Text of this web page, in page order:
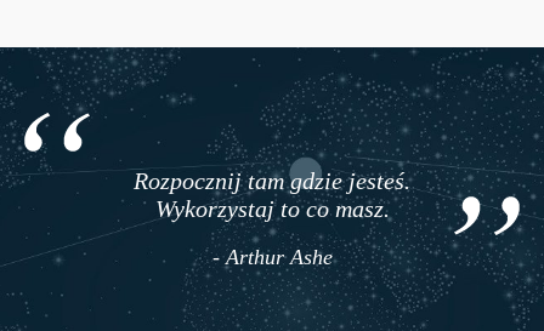
Rozpocznij tam gdzie jesteś.
Wykorzystaj to co masz.
- Arthur Ashe